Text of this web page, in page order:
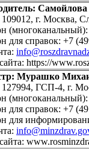
г. Москва,
для справок: +7
https://
Мурашко
ГСП-4, г.
для справок: +7
для